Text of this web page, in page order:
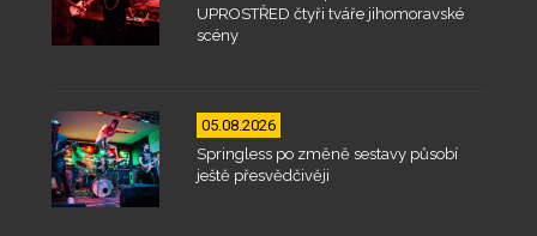
UPROSTŘED čtyři tváře jihomoravské
scény
05.08.2026
Springless po změně sestavy působí
ještě přesvědčivěji